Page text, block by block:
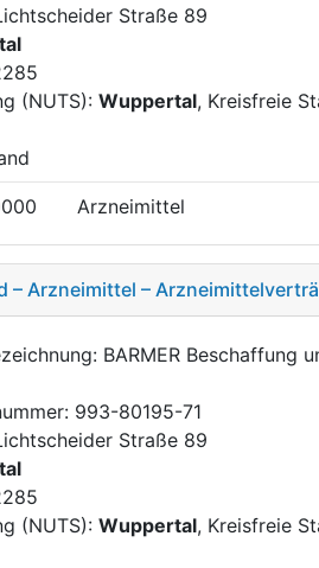
Straße 89
(NUTS): Wuppertal, Kreisfreie
Arzneimittel
– Arzneimittel –
BARMER Beschaffung
993-80195-71
Straße 89
(NUTS): Wuppertal, Kreisfreie